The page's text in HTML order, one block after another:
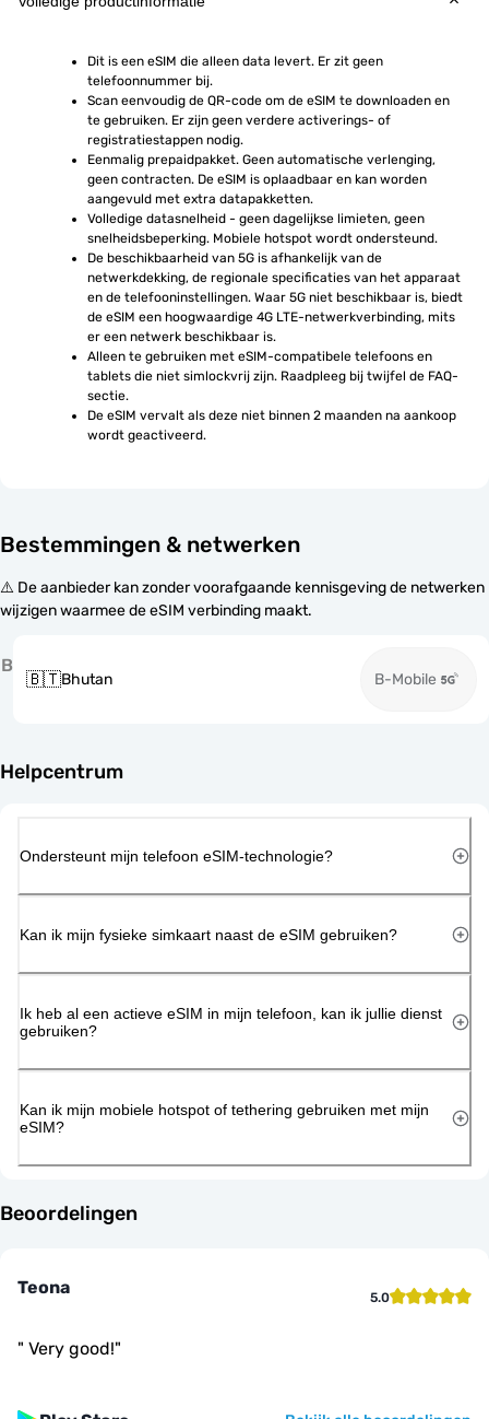
Dit is een eSIM die alleen data levert. Er zit geen
telefoonnummer bij.
Scan eenvoudig de QR-code om de eSIM te downloaden en
te gebruiken. Er zijn geen verdere activerings- of
registratiestappen nodig.
Eenmalig prepaidpakket. Geen automatische verlenging,
geen contracten. De eSIM is oplaadbaar en kan worden
aangevuld met extra datapakketten.
Volledige datasnelheid - geen dagelijkse limieten, geen
snelheidsbeperking. Mobiele hotspot wordt ondersteund.
De beschikbaarheid van 5G is afhankelijk van de
netwerkdekking, de regionale specificaties van het apparaat
en de telefooninstellingen. Waar 5G niet beschikbaar is, biedt
de eSIM een hoogwaardige 4G LTE-netwerkverbinding, mits
er een netwerk beschikbaar is.
Alleen te gebruiken met eSIM-compatibele telefoons en
tablets die niet simlockvrij zijn. Raadpleeg bij twijfel de FAQ-
sectie.
De eSIM vervalt als deze niet binnen 2 maanden na aankoop
wordt geactiveerd.
Bestemmingen & netwerken
⚠️ De aanbieder kan zonder voorafgaande kennisgeving de netwerken
wijzigen waarmee de eSIM verbinding maakt.
B
🇧🇹Bhutan B-Mobile
Helpcentrum
Ondersteunt mijn telefoon eSIM-technologie?
Kan ik mijn fysieke simkaart naast de eSIM gebruiken?
Ik heb al een actieve eSIM in mijn telefoon, kan ik jullie dienst
gebruiken?
Kan ik mijn mobiele hotspot of tethering gebruiken met mijn
eSIM?
Beoordelingen
Teona 5.0
" Very good!"